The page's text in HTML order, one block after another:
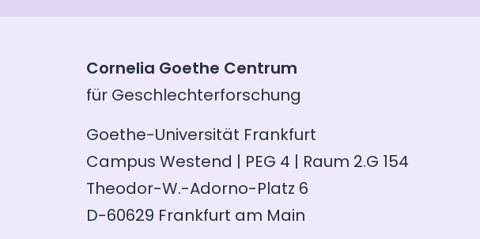
Cornelia Goethe Centrum
für Geschlechterforschung
Goethe-Universität Frankfurt
Campus Westend | PEG 4 | Raum 2.G 154
Theodor-W.-Adorno-Platz 6
D-60629 Frankfurt am Main